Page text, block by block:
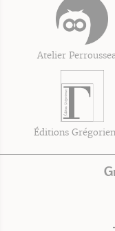
Atelier
Éditions